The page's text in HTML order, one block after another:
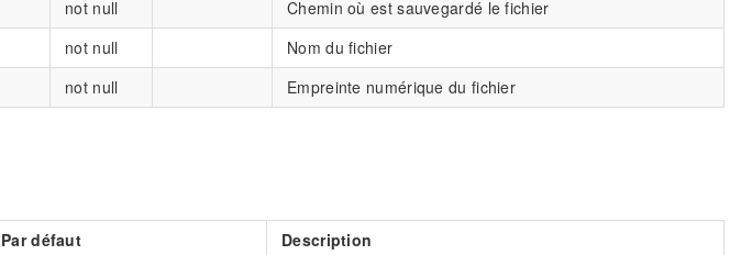
not null
Chemin où est sauvegardé le fichier
not null
Nom du fichier
not null Empreinte numérique du fichier
Par défaut
Description